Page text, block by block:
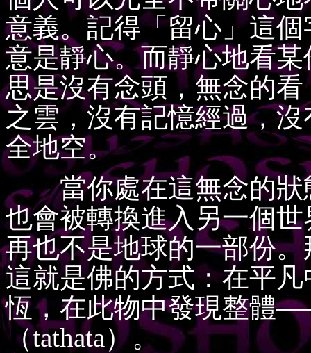
意義。記得「留心」這
意是靜心。而靜心地看
思是沒有念頭，無念的
之雲，沒有記憶經過，
全地空。
當你處在這無念的狀
也會被轉換進入另一個
再也不是地球的一部份
這就是佛的方式：在平
恆，在此物中發現整體
（tathata）。